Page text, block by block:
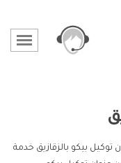
توكيل بيكو بالزقازيق خدمة